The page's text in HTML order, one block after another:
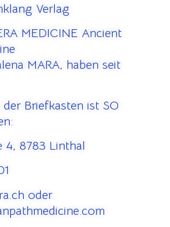
Verlag
MEDICINE Ancient
MARA, haben seit
der Briefkasten ist SO
4, 8783 Linthal
oder